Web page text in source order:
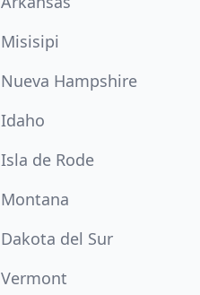
Misisipi
Nueva Hampshire
Idaho
Isla de Rode
Montana
Dakota del Sur
Vermont